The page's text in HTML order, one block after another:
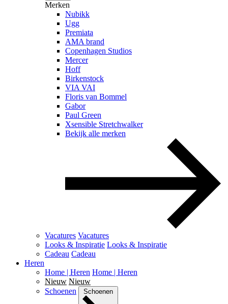
Merken
Nubikk
Ugg
Premiata
AMA brand
Copenhagen Studios
Mercer
Hoff
Birkenstock
VIA VAI
Floris van Bommel
Gabor
Paul Green
Xsensible Stretchwalker
Bekijk alle merken
Vacatures Vacatures
Looks & Inspiratie Looks & Inspiratie
Cadeau Cadeau
Heren
Home | Heren Home | Heren
Nieuw Nieuw
Schoenen
Schoenen